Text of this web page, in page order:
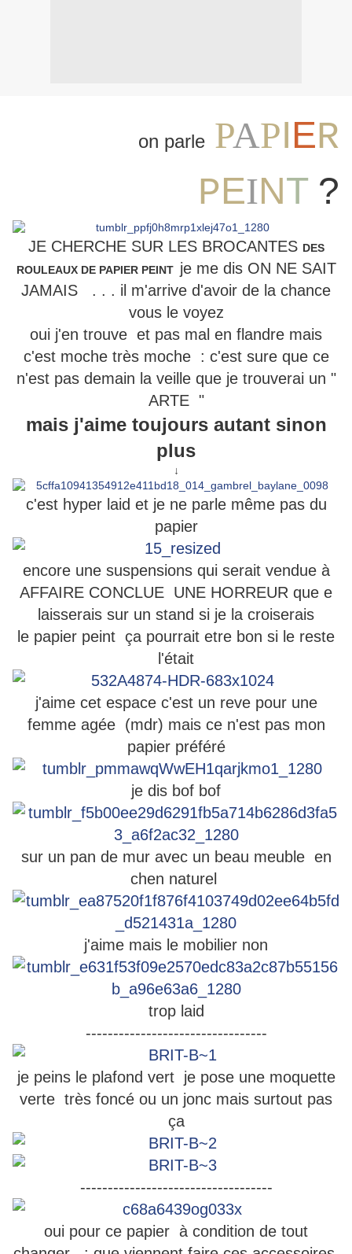
on parle PAPIER
PEINT ?
JE CHERCHE SUR LES BROCANTES DES
ROULEAUX DE PAPIER PEINT je me dis ON NE SAIT
JAMAIS . . . il m'arrive d'avoir de la chance
vous le voyez
oui j'en trouve et pas mal en flandre mais
c'est moche très moche : c'est sure que ce
n'est pas demain la veille que je trouverai un "
ARTE "
mais j'aime toujours autant sinon
plus
↓
c'est hyper laid et je ne parle même pas du
papier
encore une suspensions qui serait vendue à
AFFAIRE CONCLUE UNE HORREUR que e
laisserais sur un stand si je la croiserais
le papier peint ça pourrait etre bon si le reste
l'était
j'aime cet espace c'est un reve pour une
femme agée (mdr) mais ce n'est pas mon
papier préféré
je dis bof bof
sur un pan de mur avec un beau meuble en
chen naturel
j'aime mais le mobilier non
trop laid
---------------------------------
je peins le plafond vert je pose une moquette
verte très foncé ou un jonc mais surtout pas
ça
-----------------------------------
oui pour ce papier à condition de tout